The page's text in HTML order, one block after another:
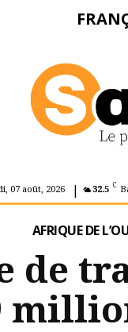
07 août, 2026 | 32.5 C
AFRIQUE DE
de